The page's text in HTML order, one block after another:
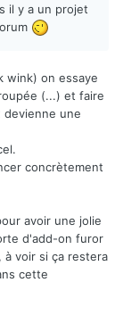
il y a un projet
wink) on essaye
(...) et faire
devienne une
concrètement
avoir une jolie
d'add-on furor
voir si ça restera
cette